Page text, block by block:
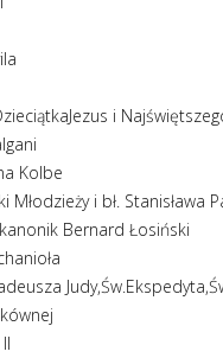
i
Kolbe
Młodzieży i bł. Stanisława
Bernard Łosiński